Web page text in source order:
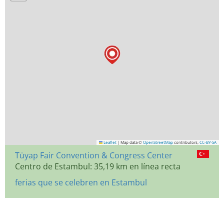
Leaflet | Map data © OpenStreetMap contributors, CC-BY-SA
Tüyap Fair Convention & Congress Center
Centro de Estambul: 35,19 km en línea recta
ferias que se celebren en Estambul